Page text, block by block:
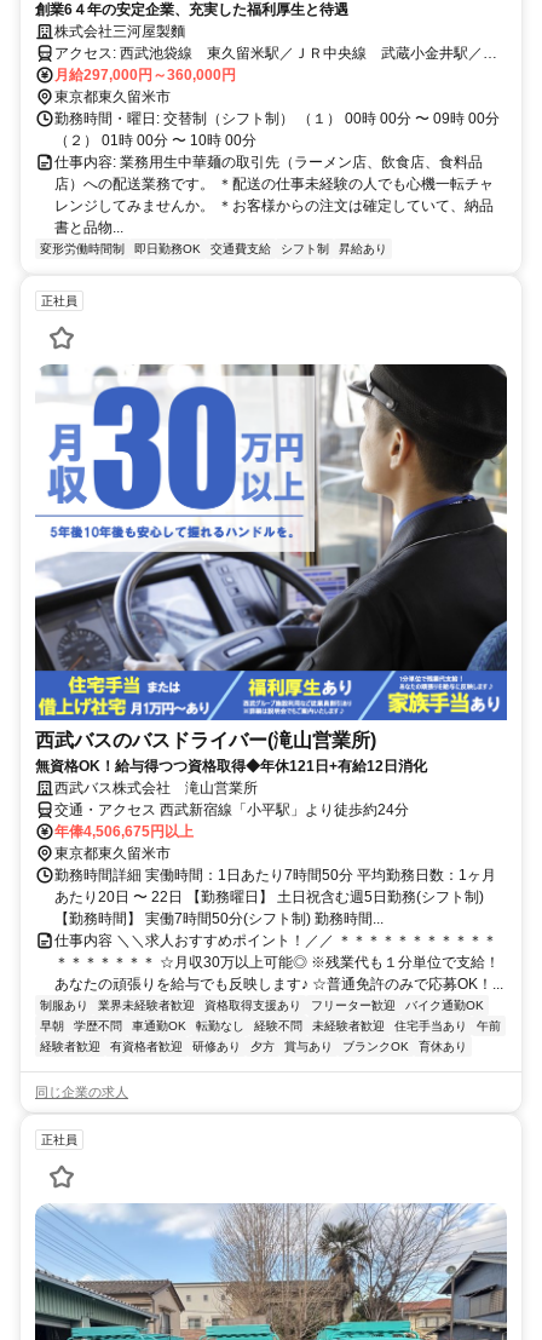
創業6４年の安定企業、充実した福利厚生と待遇
株式会社三河屋製麵
アクセス: 西武池袋線 東久留米駅／ＪＲ中央線 武蔵小金井駅／西
武新宿線 花小金井駅からいずれも西武バス「前沢宿」下車 徒歩１
０分
月給297,000円～360,000円
東京都東久留米市
勤務時間・曜日: 交替制（シフト制） （１） 00時 00分 〜 09時 00分
（２） 01時 00分 〜 10時 00分
仕事内容: 業務用生中華麺の取引先（ラーメン店、飲食店、食料品
店）への配送業務です。 ＊配送の仕事未経験の人でも心機一転チャ
レンジしてみませんか。 ＊お客様からの注文は確定していて、納品
書と品物...
変形労働時間制 即日勤務OK 交通費支給 シフト制 昇給あり
正社員
西武バスのバスドライバー(滝山営業所)
無資格OK！給与得つつ資格取得◆年休121日+有給12日消化
西武バス株式会社 滝山営業所
交通・アクセス 西武新宿線「小平駅」より徒歩約24分
年俸4,506,675円以上
東京都東久留米市
勤務時間詳細 実働時間：1日あたり7時間50分 平均勤務日数：1ヶ月
あたり20日 〜 22日 【勤務曜日】 土日祝含む週5日勤務(シフト制)
【勤務時間】 実働7時間50分(シフト制) 勤務時間...
仕事内容 ＼＼求人おすすめポイント！／／ ＊＊＊＊＊＊＊＊＊＊＊
＊＊＊＊＊＊＊ ☆月収30万以上可能◎ ※残業代も１分単位で支給！
あなたの頑張りを給与でも反映します♪ ☆普通免許のみで応募OK！...
制服あり 業界未経験者歓迎 資格取得支援あり フリーター歓迎
バイク通勤OK
早朝
学歴不問 車通勤OK 転勤なし 経験不問 未経験者歓迎 住宅手当あり
午前
経験者歓迎
有資格者歓迎 研修あり 夕方 賞与あり ブランクOK 育休あり
同じ企業の求人
正社員